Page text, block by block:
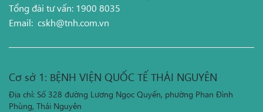
Tổng đài tư vấn: 1900 8035
Email: cskh@tnh.com.vn
Cơ sở 1: BỆNH VIỆN QUỐC TẾ THÁI NGUYÊN
Địa chỉ: Số 328 đường Lương Ngọc Quyến, phường Phan Đình
Phùng, Thái Nguyên